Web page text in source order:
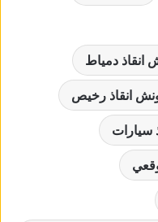
انقاذ دمياط
انقاذ رخيص
سيارات